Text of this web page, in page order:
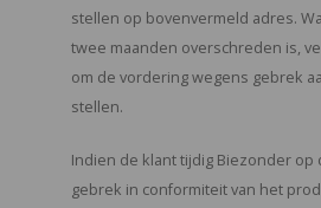
stellen op bovenvermeld adres.
twee maanden overschreden is,
om de vordering wegens gebrek
stellen.
Indien de klant tijdig Biezonder op
gebrek in conformiteit van het